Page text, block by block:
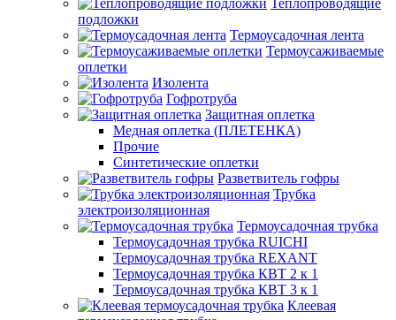
Теплопроводящие
подложки
Термоусадочная лента
Термоусаживаемые
оплетки
Изолента
Гофротруба
Защитная оплетка
Медная оплетка (ПЛЕТЕНКА)
Прочие
Синтетические оплетки
Разветвитель гофры
Трубка
электроизоляционная
Термоусадочная трубка
Термоусадочная трубка RUICHI
Термоусадочная трубка REXANT
Термоусадочная трубка КВТ 2 к 1
Термоусадочная трубка КВТ 3 к 1
Клеевая